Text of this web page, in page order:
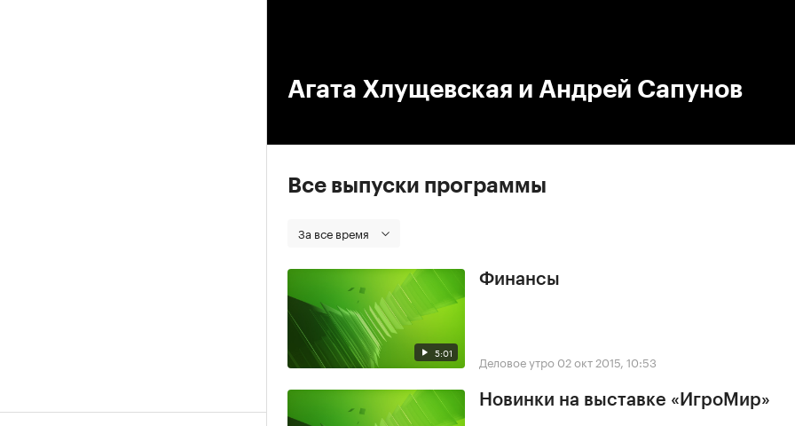
Агата Хлущевская и Андрей Сапунов
Все выпуски программы
За все время
5:01
Финансы
Деловое утро 02 окт 2015, 10:53
Новинки на выставке «ИгроМир»